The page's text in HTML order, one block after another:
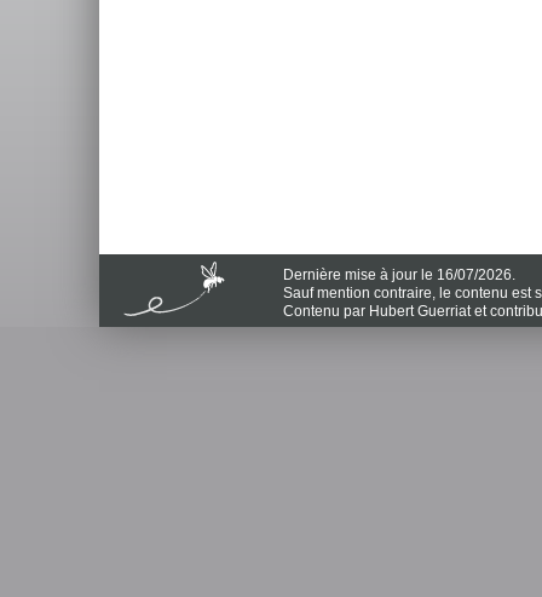
Dernière mise à jour le 16/07/2026.
Sauf mention contraire, le contenu est
Contenu par Hubert Guerriat et